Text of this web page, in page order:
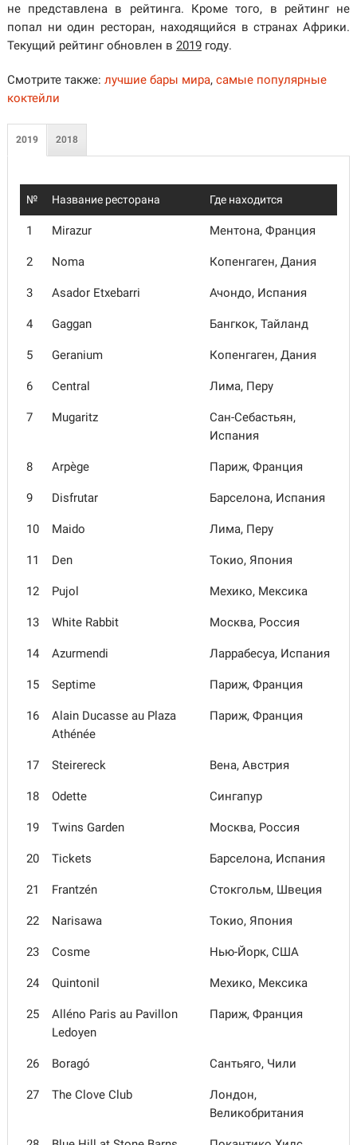
не представлена в рейтинга. Кроме того, в рейтинг не
попал ни один ресторан, находящийся в странах Африки.
Текущий рейтинг обновлен в 2019году.
Смотрите также: лучшие бары мира, самые популярные
коктейли
2019 2018
№ Название ресторана Где находится
1 Mirazur Ментона, Франция
2 Noma Копенгаген, Дания
3 Asador Etxebarri Ачондо, Испания
4 Gaggan Бангкок, Тайланд
5 Geranium Копенгаген, Дания
6 Central Лима, Перу
7 Mugaritz
Сан-Себастьян,
Испания
8 Arpège Париж, Франция
9 Disfrutar Барселона, Испания
10 Maido Лима, Перу
11 Den Токио, Япония
12 Pujol Мехико, Мексика
13 White Rabbit Москва, Россия
14 Azurmendi Ларрабесуа, Испания
15 Septime Париж, Франция
16
Alain Ducasse au Plaza
Athénée
Париж, Франция
17 Steirereck Вена, Австрия
18 Odette Сингапур
19 Twins Garden Москва, Россия
20 Tickets Барселона, Испания
21 Frantzén Стокгольм, Швеция
22 Narisawa Токио, Япония
23 Cosme Нью-Йорк, США
24 Quintonil Мехико, Мексика
25
Alléno Paris au Pavillon
Ledoyen
Париж, Франция
26 Boragó Сантьяго, Чили
27 The Clove Club
Лондон,
Великобритания